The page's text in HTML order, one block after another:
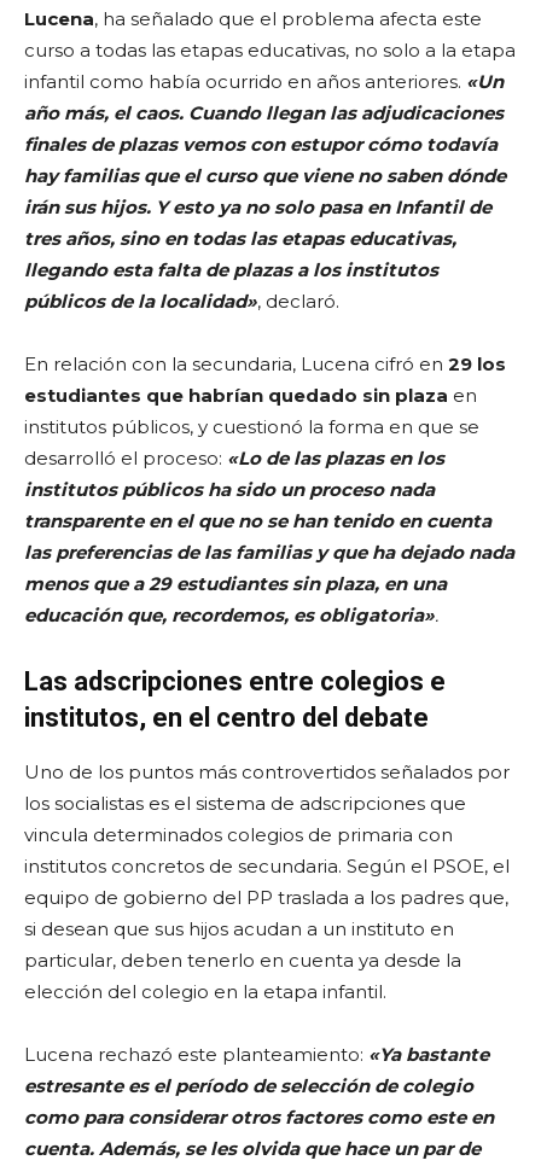
Lucena, ha señalado que el problema afecta este
curso a todas las etapas educativas, no solo a la etapa
infantil como había ocurrido en años anteriores. «Un
año más, el caos. Cuando llegan las adjudicaciones
finales de plazas vemos con estupor cómo todavía
hay familias que el curso que viene no saben dónde
irán sus hijos. Y esto ya no solo pasa en Infantil de
tres años, sino en todas las etapas educativas,
llegando esta falta de plazas a los institutos
públicos de la localidad», declaró.
En relación con la secundaria, Lucena cifró en 29 los
estudiantes que habrían quedado sin plaza en
institutos públicos, y cuestionó la forma en que se
desarrolló el proceso: «Lo de las plazas en los
institutos públicos ha sido un proceso nada
transparente en el que no se han tenido en cuenta
las preferencias de las familias y que ha dejado nada
menos que a 29 estudiantes sin plaza, en una
educación que, recordemos, es obligatoria».
Las adscripciones entre colegios e
institutos, en el centro del debate
Uno de los puntos más controvertidos señalados por
los socialistas es el sistema de adscripciones que
vincula determinados colegios de primaria con
institutos concretos de secundaria. Según el PSOE, el
equipo de gobierno del PP traslada a los padres que,
si desean que sus hijos acudan a un instituto en
particular, deben tenerlo en cuenta ya desde la
elección del colegio en la etapa infantil.
Lucena rechazó este planteamiento: «Ya bastante
estresante es el período de selección de colegio
como para considerar otros factores como este en
cuenta. Además, se les olvida que hace un par de